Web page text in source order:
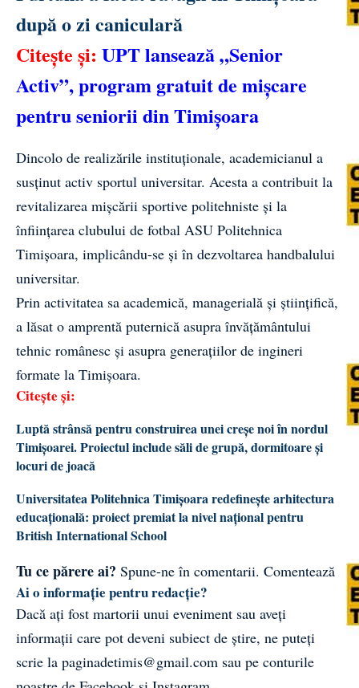
după o zi caniculară
Citește și: UPT lansează „Senior
Activ”, program gratuit de mișcare
pentru seniorii din Timișoara
Dincolo de realizările instituționale, academicianul a
susținut activ sportul universitar. Acesta a contribuit la
revitalizarea mișcării sportive politehniste și la
înființarea clubului de fotbal ASU Politehnica
Timișoara, implicându-se și în dezvoltarea handbalului
universitar.
Prin activitatea sa academică, managerială și științifică,
a lăsat o amprentă puternică asupra învățământului
tehnic românesc și asupra generațiilor de ingineri
formate la Timișoara.
Citește și:
Luptă strânsă pentru construirea unei creșe noi în nordul
Timișoarei. Proiectul include săli de grupă, dormitoare și
locuri de joacă
Universitatea Politehnica Timișoara redefinește arhitectura
educațională: proiect premiat la nivel național pentru
British International School
Tu ce părere ai? Spune-ne în comentarii. Comentează
Ai o informație pentru redacție?
Dacă ați fost martorii unui eveniment sau aveți
informații care pot deveni subiect de știre, ne puteți
scrie la paginadetimis@gmail.com sau pe conturile